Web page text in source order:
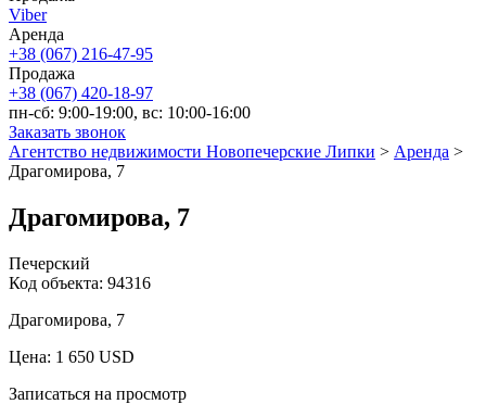
Viber
Аренда
+38 (067) 216-47-95
Продажа
+38 (067) 420-18-97
пн-сб: 9:00-19:00, вс: 10:00-16:00
Заказать звонок
Агентство недвижимости Новопечерские Липки > Аренда >
Драгомирова, 7
Драгомирова, 7
Печерский
Код объекта: 94316
Драгомирова, 7
Цена: 1 650 USD
Записаться на просмотр